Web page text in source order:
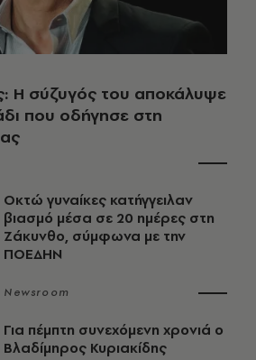
Η σύζυγός του αποκάλυψε
που οδήγησε στη
Οκτώ γυναίκες κατήγγειλαν
βιασμό μέσα σε 20 ημέρες στη
Ζάκυνθο, σύμφωνα με την
ΠΟΕΔΗΝ
Newsroom
Για πέμπτη συνεχόμενη χρονιά ο
Βλαδίμηρος Κυριακίδης